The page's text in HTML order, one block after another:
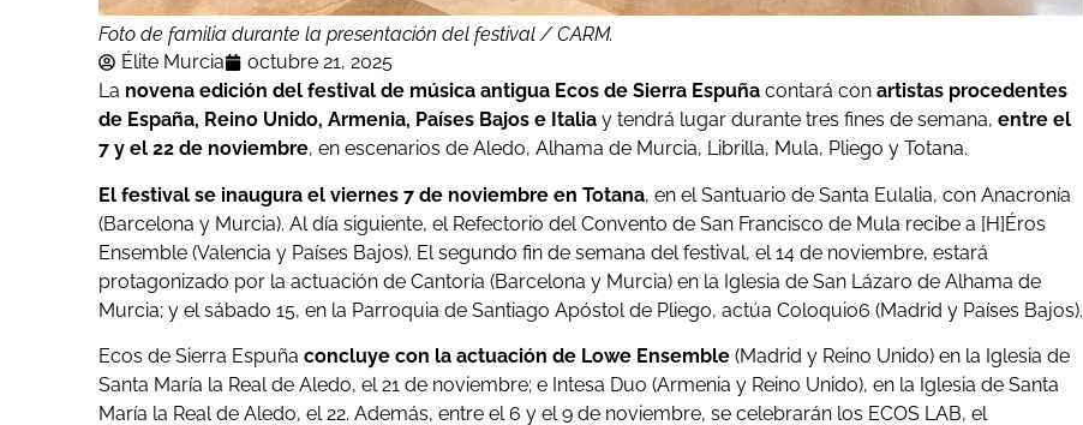
Foto de familia durante la presentación del festival / CARM.
Élite Murcia
octubre 21, 2025
La novena edición del festival de música antigua Ecos de Sierra Espuña contará con artistas procedentes
de España, Reino Unido, Armenia, Países Bajos e Italia y tendrá lugar durante tres fines de semana, entre el
7 y el 22 de noviembre, en escenarios de Aledo, Alhama de Murcia, Librilla, Mula, Pliego y Totana.
El festival se inaugura el viernes 7 de noviembre en Totana, en el Santuario de Santa Eulalia, con Anacronía
(Barcelona y Murcia). Al día siguiente, el Refectorio del Convento de San Francisco de Mula recibe a [H]Éros
Ensemble (Valencia y Países Bajos). El segundo fin de semana del festival, el 14 de noviembre, estará
protagonizado por la actuación de Cantoría (Barcelona y Murcia) en la Iglesia de San Lázaro de Alhama de
Murcia; y el sábado 15, en la Parroquia de Santiago Apóstol de Pliego, actúa Coloquio6 (Madrid y Países Bajos).
Ecos de Sierra Espuña concluye con la actuación de Lowe Ensemble (Madrid y Reino Unido) en la Iglesia de
Santa María la Real de Aledo, el 21 de noviembre; e Intesa Duo (Armenia y Reino Unido), en la Iglesia de Santa
María la Real de Aledo, el 22. Además, entre el 6 y el 9 de noviembre, se celebrarán los ECOS LAB, el